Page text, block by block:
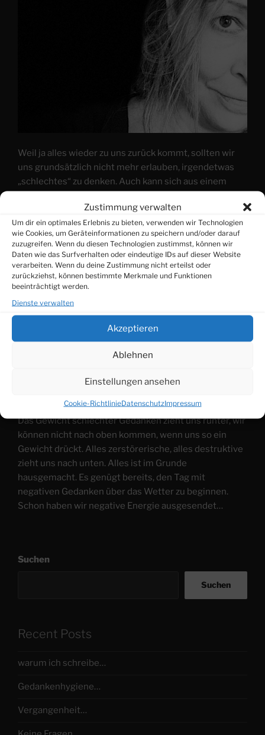
Zustimmung verwalten
Um dir ein optimales Erlebnis zu bieten, verwenden wir Technologien
wie Cookies, um Geräteinformationen zu speichern und/oder darauf
zuzugreifen. Wenn du diesen Technologien zustimmst, können wir
Daten wie das Surfverhalten oder eindeutige IDs auf dieser Website
verarbeiten. Wenn du deine Zustimmung nicht erteilst oder
zurückziehst, können bestimmte Merkmale und Funktionen
beeinträchtigt werden.
Dienste verwalten
Akzeptieren
Ablehnen
Einstellungen ansehen
Cookie-RichtlinieDatenschutzImpressum
Weil ja alles wieder zu uns zurück kommt, sollten wir
uns grundsätzlich nicht mehr erlauben, irgendetwas
„schlechtes“ zu denken. Auch kann sich aus einem
schicksalsträchtiger Glaubenssatz entwickeln. Daher
ist eine zu jeder Stunde des Tages betriebene
Gedankenhygiene oder Gedankenpflege dringend
angeraten.
Um sein Denkinstrument zu beherrschen ist es fast
unerlässlich, im Tagesverlauf seine Gedanken immer
wieder zu kontrollieren. Zur Erinnerung gibt es
entsprechende Apps für das Handy oder Uhren und
Armbänder, die Vibrationen oder akustische Signal
senden. Dies sind die zur Gedankenkontrolle
erinnern lassen und das Gedachte und dabei Gefühlte
Das Gewicht schlechter Gedanken zieht uns runter, wir
können nicht nach oben kommen, wenn uns so ein
Gewicht drückt. Alles zerstörerische, alles destruktive
zieht uns nach unten. Alles ist im Grunde
hausgemacht. Es genügt bereits, den Tag mit
negativen Gedanken über das Wetter zu beginnen.
Schon haben wir negative Energie ausgesendet…
Suchen
Suchen
Recent Posts
warum ich schreibe…
Gedankenhygiene…
Vergangenheit…